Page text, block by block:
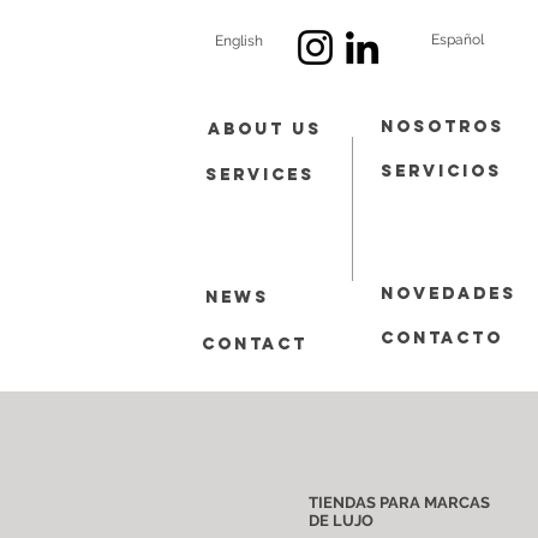
English Español
About Us
Services
Nosotros
Servicios
News
Contact
Novedades
contacto
TIENDAS PARA MARCAS
DE LUJO